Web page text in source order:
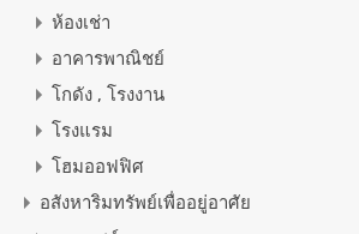
ห้องเช่า
อาคารพาณิชย์
โกดัง , โรงงาน
โรงแรม
โฮมออฟฟิศ
อสังหาริมทรัพย์เพื่ออยู่อาศัย